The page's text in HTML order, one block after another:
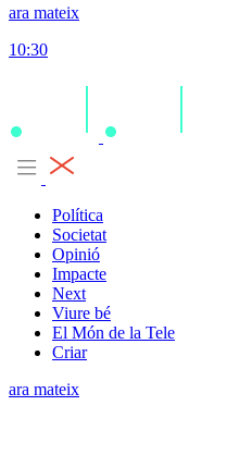
ara mateix
10:30
Política
Societat
Opinió
Impacte
Next
Viure bé
El Món de la Tele
Criar
ara mateix